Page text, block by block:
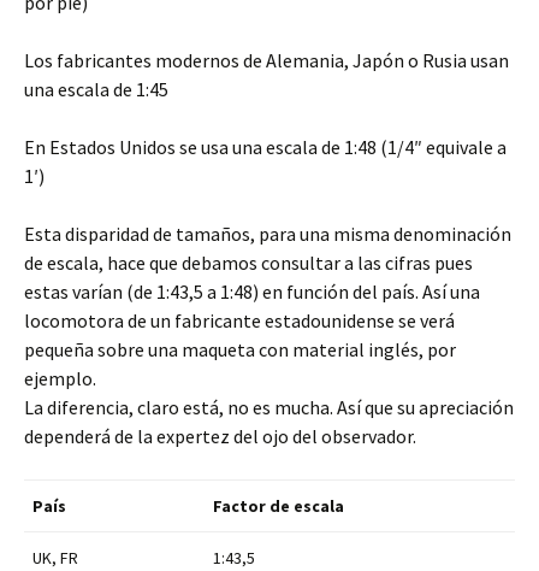
Los fabricantes modernos de Alemania, Japón o Rusia usan
una escala de 1:45
En Estados Unidos se usa una escala de 1:48 (1/4″ equivale a
1′)
Esta disparidad de tamaños, para una misma denominación
de escala, hace que debamos consultar a las cifras pues
estas varían (de 1:43,5 a 1:48) en función del país. Así una
locomotora de un fabricante estadounidense se verá
pequeña sobre una maqueta con material inglés, por
ejemplo.
La diferencia, claro está, no es mucha. Así que su apreciación
dependerá de la expertez del ojo del observador.
País Factor de escala
UK, FR 1:43,5